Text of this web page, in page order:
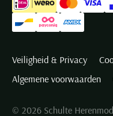
Veiligheid & Privacy
Algemene voorwaarden
© 2026 Schulte